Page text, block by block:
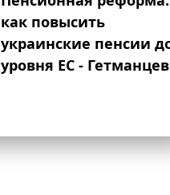
как повысить
украинские пенсии
уровня ЕС - Гетманцев